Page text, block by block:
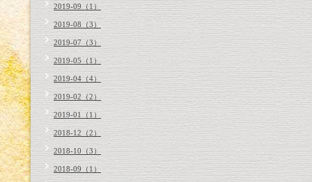
2019-09（1）
2019-08（3）
2019-07（3）
2019-05（1）
2019-04（4）
2019-02（2）
2019-01（1）
2018-12（2）
2018-10（3）
2018-09（1）